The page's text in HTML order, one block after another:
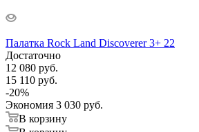
Палатка Rock Land Discoverer 3+ 22
Достаточно
12 080 руб.
15 110 руб.
-20%
Экономия 3 030 руб.
В корзину